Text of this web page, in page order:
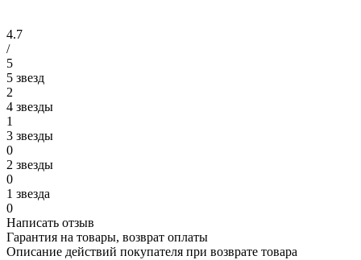
4.7
/
5
5 звезд
2
4 звезды
1
3 звезды
0
2 звезды
0
1 звезда
0
Написать отзыв
Гарантия на товары, возврат оплаты
Описание действий покупателя при возврате товара